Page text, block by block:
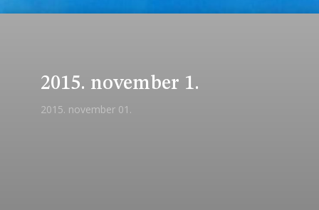
2015. november 1.
2015. november 01.